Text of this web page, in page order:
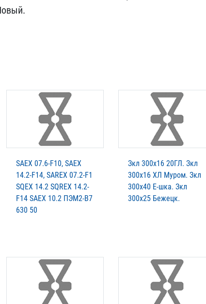
SAEX 07.6-F10, SAEX
14.2-F14, SAREX 07.2-F1
SQEX 14.2 SQREX 14.2-
F14 SAEX 10.2 ПЭМ2-В7
630 50
Зкл 300х16 20ГЛ. Зкл
300х16 ХЛ Муром. Зкл
300х40 Е-шка. Зкл
300х25 Бежецк.